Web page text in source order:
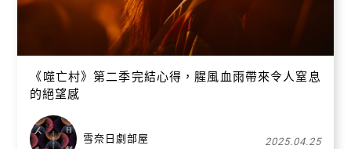
《噬亡村》第二季完結心得，腥風血雨帶來令人窒息
的絕望感
雪奈日劇部屋 2025.04.25